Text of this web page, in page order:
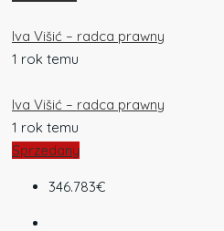
Iva Višić – radca prawny
1 rok temu
Iva Višić – radca prawny
1 rok temu
Sprzedany
346.783€